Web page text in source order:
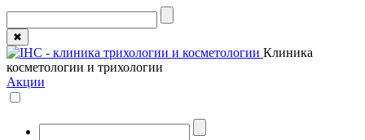
✖
Клиника
косметологии и трихологии
Акции